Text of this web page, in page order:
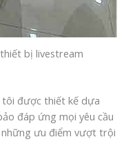
bị livestream
tôi được thiết kế dựa
đáp ứng mọi yêu cầu
những ưu điểm vượt trội